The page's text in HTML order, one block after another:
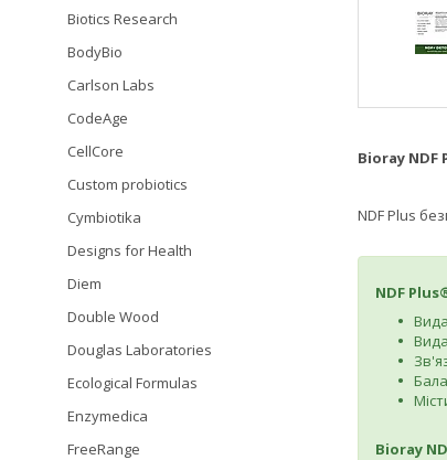
Bioray NDF
NDF Plus
NDF
Bioray
Biotics Research
BodyBio
Carlson Labs
CodeAge
CellCore
Custom probiotics
Cymbiotika
Designs for Health
Diem
Double Wood
Douglas Laboratories
Ecological Formulas
Enzymedica
FreeRange